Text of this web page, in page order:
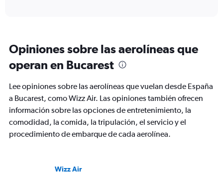
6
The
has
2
Y
axes
displaying
Avg.
Opiniones sobre las aerolíneas que
operan en Bucarest
Lee opiniones sobre las aerolíneas que vuelan desde España
a Bucarest, como Wizz Air. Las opiniones también ofrecen
información sobre las opciones de entretenimiento, la
comodidad, la comida, la tripulación, el servicio y el
procedimiento de embarque de cada aerolínea.
Wizz Air